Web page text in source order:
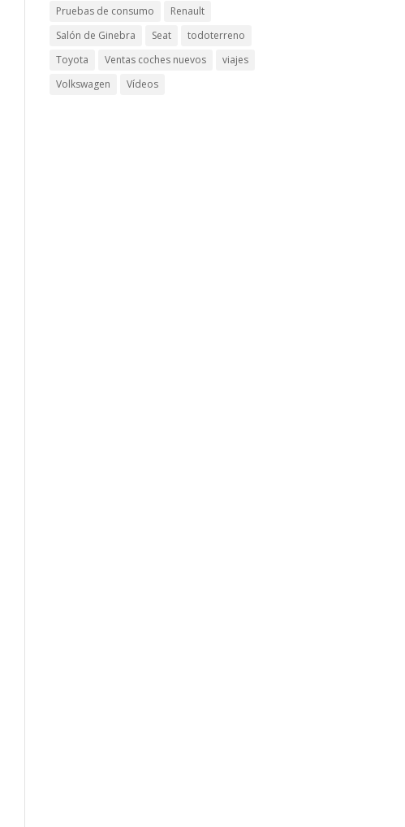
Pruebas de consumo
Renault
Salón de Ginebra
Seat
todoterreno
Toyota
Ventas coches nuevos
viajes
Volkswagen
Vídeos